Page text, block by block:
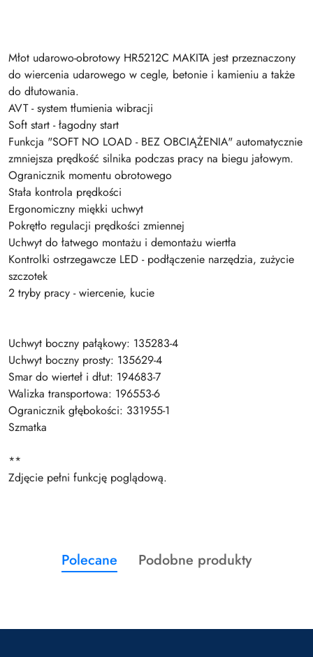
Młot udarowo-obrotowy HR5212C MAKITA jest przeznaczony
do wiercenia udarowego w cegle, betonie i kamieniu a także
do dłutowania.
AVT - system tłumienia wibracji
Soft start - łagodny start
Funkcja "SOFT NO LOAD - BEZ OBCIĄŻENIA" automatycznie
zmniejsza prędkość silnika podczas pracy na biegu jałowym.
Ogranicznik momentu obrotowego
Stała kontrola prędkości
Ergonomiczny miękki uchwyt
Pokrętło regulacji prędkości zmiennej
Uchwyt do łatwego montażu i demontażu wiertła
Kontrolki ostrzegawcze LED - podłączenie narzędzia, zużycie
szczotek
2 tryby pracy - wiercenie, kucie
Uchwyt boczny pałąkowy: 135283-4
Uchwyt boczny prosty: 135629-4
Smar do wierteł i dłut: 194683-7
Walizka transportowa: 196553-6
Ogranicznik głębokości: 331955-1
Szmatka
**
Zdjęcie pełni funkcję poglądową.
Pomiń karuzelę produktów
Produkty
o
Polecane
Produkty
Podobne produkty